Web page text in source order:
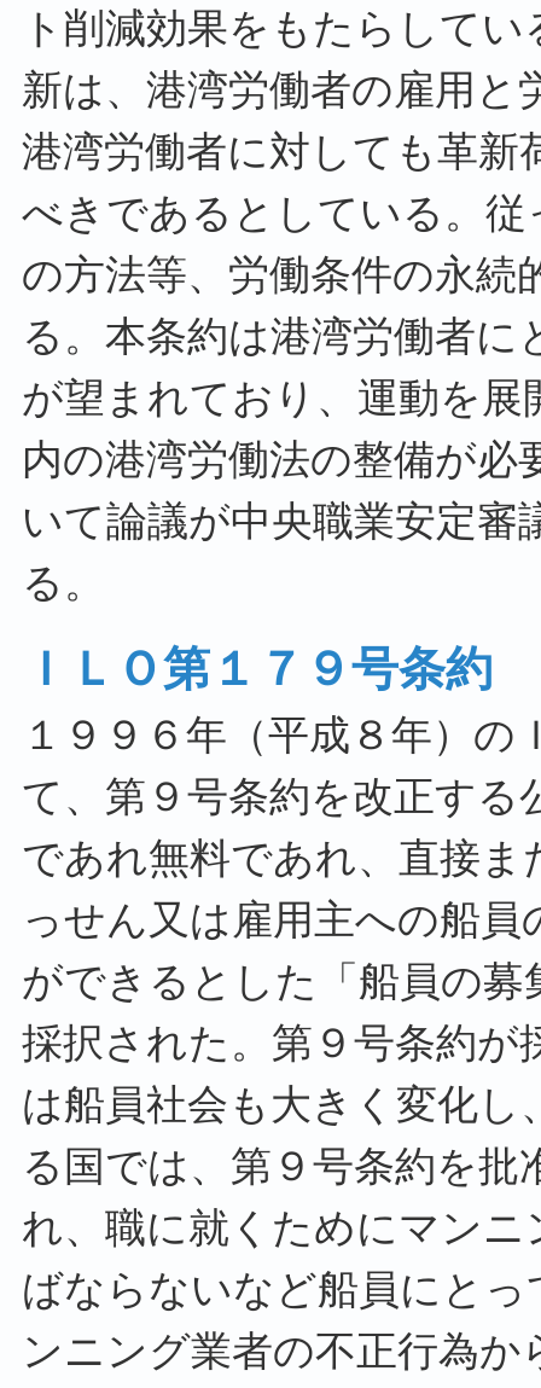
ト削減効果をもたらして
新は、港湾労働者の雇用
港湾労働者に対しても革
べきであるとしている。
の方法等、労働条件の永
る。本条約は港湾労働者
が望まれており、運動を
内の港湾労働法の整備が
いて論議が中央職業安定
る。
ＩＬＯ第１７９号条約
１９９６年（平成８年）
て、第９号条約を改正する
であれ無料であれ、直接
っせん又は雇用主への船
ができるとした「船員の
採択された。第９号条約が
は船員社会も大きく変化
る国では、第９号条約を
れ、職に就くためにマン
ばならないなど船員にと
ンニング業者の不正行為